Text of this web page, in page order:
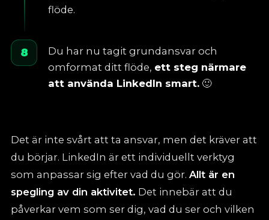
flöde.
8
Du har nu tagit grundansvar och
omformat ditt flöde, ett steg närmare
att använda LinkedIn smart. 🙂
Det är inte svårt att ta ansvar, men det kräver att
du börjar. LinkedIn är ett individuellt verktyg
som anpassar sig efter vad du gör. Allt är en
spegling av din aktivitet. Det innebär att du
påverkar vem som ser dig, vad du ser och vilken